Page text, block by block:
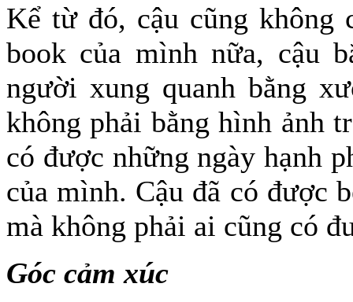
Kể từ đó, cậu cũng không
book của mình nữa, cậu
người xung quanh bằng
không phải bằng hình ảnh
có được những ngày hạnh
của mình. Cậu đã có được
mà không phải ai cũng có
Góc cảm xúc